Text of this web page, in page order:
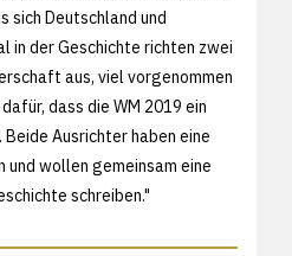
sich Deutschland und
in der Geschichte richten zwei
aus, viel vorgenommen
dass die WM 2019 ein
Ausrichter haben eine
wollen gemeinsam eine
schreiben."